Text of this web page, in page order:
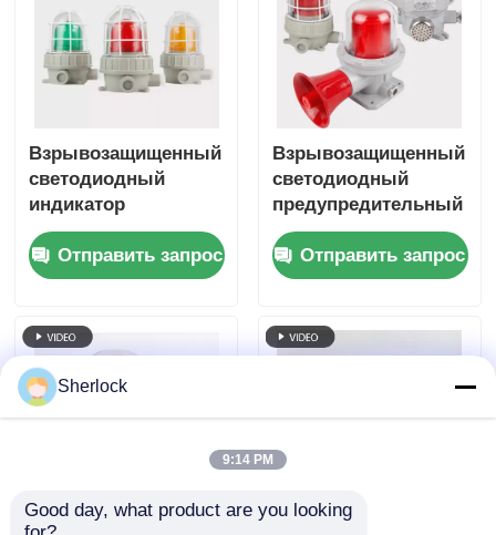
Взрывозащищенный
светодиодный
индикатор
сигнализации для
зоны 1 и зоны 2
Отправить запрос
Взрывозащищенный
светодиодный
предупредительный
стробоскоп для
безопасности
предприятий
Отправить запрос
Sherlock
9:14 PM
Good day, what product are you looking